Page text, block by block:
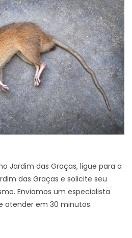
Jardim das Graças, ligue para a
das Graças e solicite seu
Enviamos um especialista
atender em 30 minutos.